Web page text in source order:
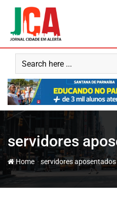
content
servidores
Home-servidores aposentados